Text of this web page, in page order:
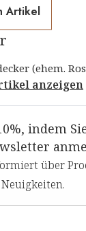
Artikel
(ehem.
anzeigen
indem
über